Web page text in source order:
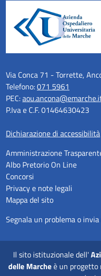
Via Conca 71 - Torrette,
Telefono:071 5961
PEC:
P.Iva e C.F. 01464630423
Dichiarazione di accessibilità
Amministrazione
Albo Pretorio On Line
Concorsi
Privacy e note legali
Mappa del sito
Segnala un problema o
Il sito istituzionale dell'
delle Marcheè un progetto